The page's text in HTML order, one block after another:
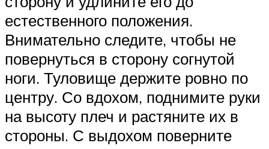
естественного положения.
Внимательно следите, чтобы не
повернуться в сторону согнутой
ноги. Туловище держите ровно по
центру. Со вдохом, поднимите руки
на высоту плеч и растяните их в
стороны. С выдохом поверните